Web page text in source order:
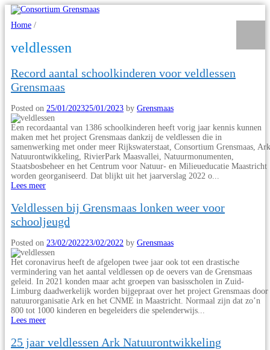
Home /
veldlessen
Record aantal schoolkinderen voor veldlessen
Grensmaas
Posted on 25/01/202325/01/2023 by Grensmaas
Een recordaantal van 1386 schoolkinderen heeft vorig jaar kennis kunnen
maken met het project Grensmaas dankzij de veldlessen die in
samenwerking met onder meer Rijkswaterstaat, Consortium Grensmaas, Ark
Natuurontwikkeling, RivierPark Maasvallei, Natuurmonumenten,
Staatsbosbeheer en het Centrum voor Natuur- en Milieueducatie Maastricht
worden georganiseerd. Dat blijkt uit het jaarverslag 2022 o...
Lees meer
Veldlessen bij Grensmaas lonken weer voor
schooljeugd
Posted on 23/02/202223/02/2022 by Grensmaas
Het coronavirus heeft de afgelopen twee jaar ook tot een drastische
vermindering van het aantal veldlessen op de oevers van de Grensmaas
geleid. In 2021 konden maar acht groepen van basisscholen in Zuid-
Limburg daadwerkelijk worden bijgepraat over het project Grensmaas door
natuurorganisatie Ark en het CNME in Maastricht. Normaal zijn dat zo’n
800 tot 1000 kinderen en begeleiders die spelenderwijs...
Lees meer
25 jaar veldlessen Ark Natuurontwikkeling